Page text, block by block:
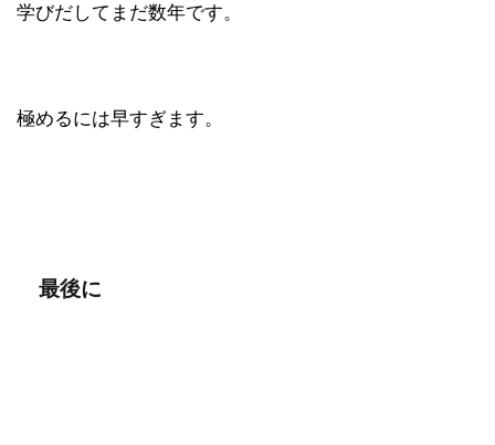
学びだしてまだ数年です。
極めるには早すぎます。
最後に